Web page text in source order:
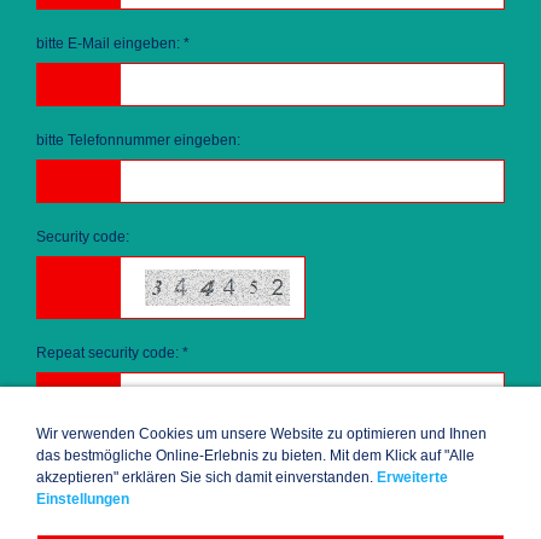
bitte E-Mail eingeben: *
bitte Telefonnummer eingeben:
Security code:
Repeat security code: *
Wir verwenden Cookies um unsere Website zu optimieren und Ihnen
das bestmögliche Online-Erlebnis zu bieten. Mit dem Klick auf "Alle
akzeptieren" erklären Sie sich damit einverstanden. Erweiterte
Einstellungen